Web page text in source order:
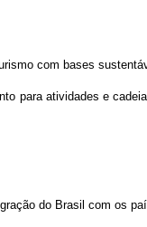
com bases
para atividades e
do Brasil com os